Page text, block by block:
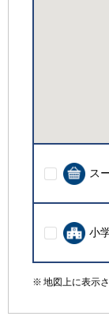
ス
小
地図上に表示